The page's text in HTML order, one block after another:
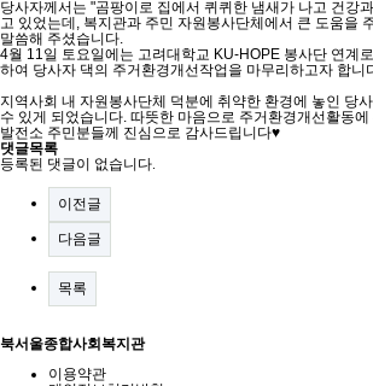
당사자께서는 "곰팡이로 집에서 퀴퀴한 냄새가 나고 건강
고 있었는데, 복지관과 주민 자원봉사단체에서 큰 도움을
말씀해 주셨습니다.
4월 11일 토요일에는 고려대학교 KU-HOPE 봉사단 연계
하여 당사자 댁의 주거환경개선작업을 마무리하고자 합니
지역사회 내 자원봉사단체 덕분에 취약한 환경에 놓인 당
수 있게 되었습니다. 따뜻한 마음으로 주거환경개선활동
발전소 주민분들께 진심으로 감사드립니다♥
댓글목록
등록된 댓글이 없습니다.
이전글
다음글
목록
북서울종합사회복지관
이용약관